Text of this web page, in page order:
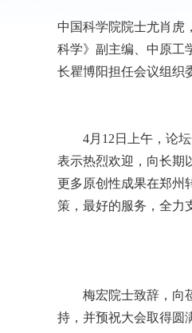
中国科学院院士尤肖虎
科学》副主编、中原工
长瞿博阳担任会议组织
4月12日上午，论
表示热烈欢迎，向长期
更多原创性成果在郑州
策，最好的服务，全力
梅宏院士致辞，向
持，并预祝大会取得圆